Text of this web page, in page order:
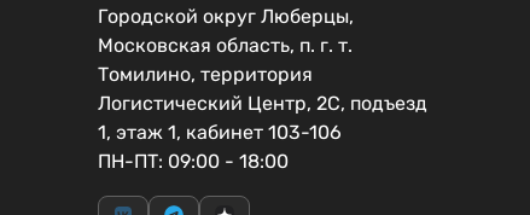
Городской округ Люберцы,
Московская область, п. г. т.
Томилино, территория
Логистический Центр, 2С, подъезд
1, этаж 1, кабинет 103-106
ПН-ПТ: 09:00 - 18:00